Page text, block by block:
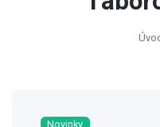
Novinky